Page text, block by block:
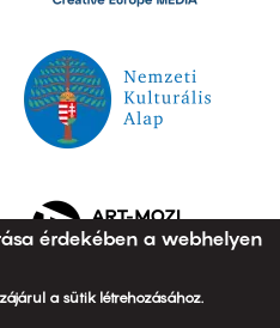
érdekében a webhelyen
a sütik létrehozásához.